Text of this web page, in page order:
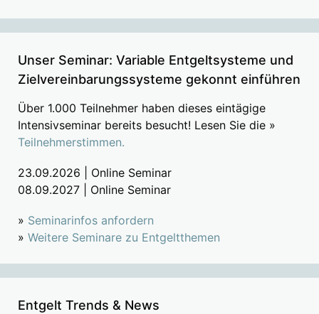
Unser Seminar: Variable Entgeltsysteme und
Zielvereinbarungssysteme gekonnt einführen
Über 1.000 Teilnehmer haben dieses eintägige
Intensivseminar bereits besucht! Lesen Sie die »
Teilnehmerstimmen.
23.09.2026 | Online Seminar
08.09.2027 | Online Seminar
» Seminarinfos anfordern
» Weitere Seminare zu Entgeltthemen
Entgelt Trends & News